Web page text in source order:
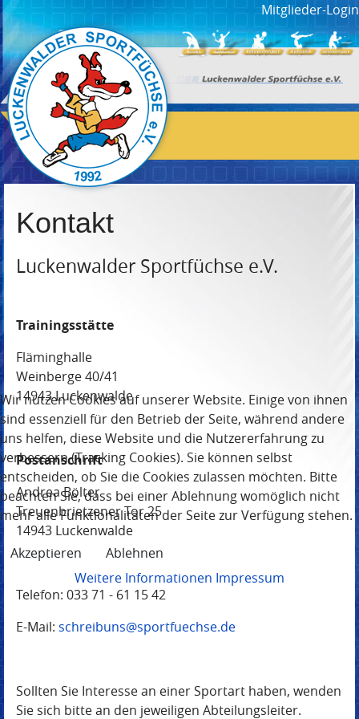
Mitglieder-Login
Kontakt
Luckenwalder Sportfüchse e.V.
Trainingsstätte
Fläminghalle
Weinberge 40/41
14943 Luckenwalde
Postanschrift
Andrea Bölter
Treuenbrietzener Tor 25
14943 Luckenwalde
Telefon: 033 71 - 61 15 42
E-Mail: schreibuns@sportfuechse.de
Sollten Sie Interesse an einer Sportart haben, wenden
Sie sich bitte an den jeweiligen Abteilungsleiter.
Wir nutzen Cookies auf unserer Website. Einige von ihnen
sind essenziell für den Betrieb der Seite, während andere
uns helfen, diese Website und die Nutzererfahrung zu
verbessern (Tracking Cookies). Sie können selbst
entscheiden, ob Sie die Cookies zulassen möchten. Bitte
beachten Sie, dass bei einer Ablehnung womöglich nicht
mehr alle Funktionalitäten der Seite zur Verfügung stehen.
Akzeptieren
Ablehnen
Weitere Informationen Impressum